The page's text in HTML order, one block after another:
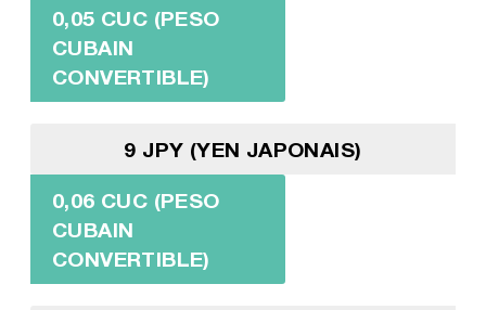
0,05 CUC (PESO
CUBAIN
CONVERTIBLE)
9 JPY (YEN JAPONAIS)
0,06 CUC (PESO
CUBAIN
CONVERTIBLE)